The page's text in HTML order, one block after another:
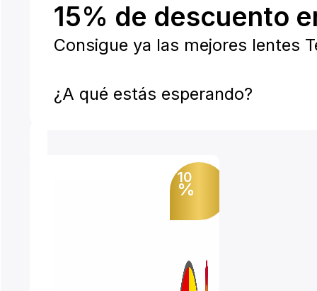
15% de descuento
Consigue ya las mejores lentes
¿A qué estás esperando?
10
%